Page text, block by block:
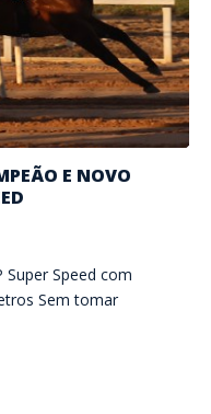
E NOVO
Speed com
Sem tomar